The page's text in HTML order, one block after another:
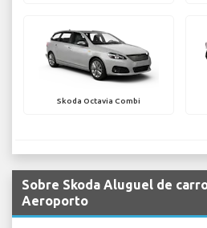
Skoda Octavia Combi
Sobre Skoda Aluguel de
Aeroporto